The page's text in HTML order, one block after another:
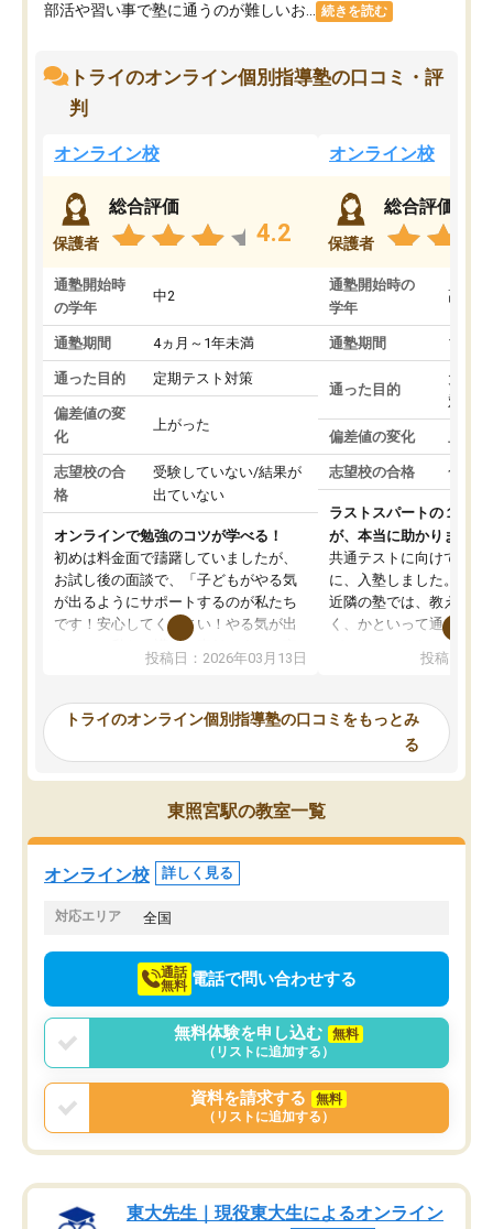
部活や習い事で塾に通うのが難しいお... 続きを読む
トライのオンライン個別指導塾の口コミ・評
判
オンライン校
保護者
総合評価
4.2
通塾開始時
の学年
中2
通塾期間 4ヵ月～1年未満
通った目的 定期テスト対策
偏差値の変
化
上がった
志望校の合
格
受験していない/結果が
出ていない
オンラインで勉強のコツが学べる！
初めは料金面で躊躇していましたが、
お試し後の面談で、「子どもがやる気
が出るようにサポートするのが私たち
です！安心してください！やる気が出
ないのは私たち講師の責任です」と言
ってくださり、確かに！と考えて、思
ったんですが、学生の先生から学ぶこ
み、徐々に成績が上がったらいいなと
思っていました。何が今足りないのか
を的確に指導いただき、子どももびっ
くりするほど楽しんでやる気を持って
塾を受けています。狙い通り、少しず
つ成績も上がり、苦手意識も無くなっ
てきたので、さらに苦手な数学も追加
でお願いしました。来年の高校受験に
投稿日：2026年03月13日
オンライン校
保護者
総合評価
通塾開始時の
学年
高3
通塾期間 1～3
通った目的
大学
対策
偏差値の変化 上が
志望校の合格 合格
ラストスパートの１か月
が、本当に助かりました
共通テストに向けての追
に、入塾しました。田舎
近隣の塾では、教えても
く、かといって通うには
可能なので本当に助か
らないところをピンポイ
頂いて、とてもわかり
していました。一生を
スト、多少お金がかかっ
投稿日：
トライのオンライン個別指導塾の口コミをもっとみ
る
東照宮駅の教室一覧
オンライン校 詳しく見る
対応エリア 全国
通話
無料 電話で問い合わせする
無料体験を申し込む
無料
（リストに追加する）
資料を請求する
無料
（リストに追加する）
東大先生｜現役東大生によるオンライン